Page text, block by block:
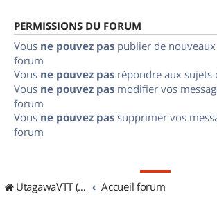
PERMISSIONS DU FORUM
Vous ne pouvez pas publier de
forum
Vous ne pouvez pas répondre aux sujets
Vous ne pouvez pas modifier vos
forum
Vous ne pouvez pas supprimer vos
forum
UtagawaVTT (Randos VTT et VTTAE avec traces GPS) Accueil forum